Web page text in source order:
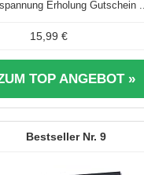
Erholung Gutschein ...
15,99 €
TOP ANGEBOT »
9